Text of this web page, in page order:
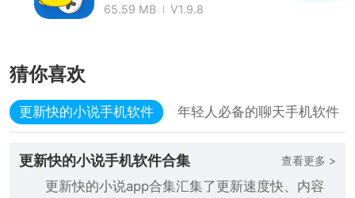
65.59 MB V1.9.8
猜你喜欢
更新快的小说手机软件 年轻人必备的聊天手机软件
更新快的小说手机软件合集 查看更多 >
更新快的小说app合集汇集了更新速度快、内容